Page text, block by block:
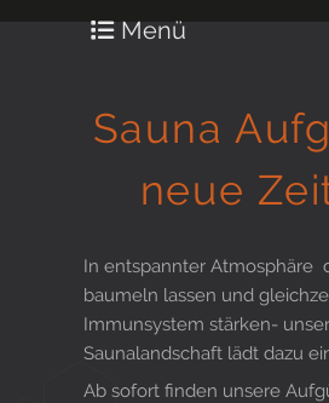
Menü
Gesund in Form
Aktiv für Ihre
Sauna
neue
In entspannter Atmosphäre
baumeln lassen und
Immunsystem stärken-
Saunalandschaft lädt dazu
Ab sofort finden unsere